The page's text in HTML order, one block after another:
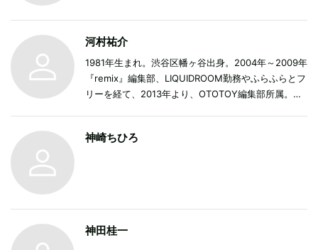
河村祐介
1981年生まれ。渋谷区幡ヶ谷出身。2004年～2009年
『remix』編集部、LIQUIDROOM勤務やふらふらとフ
リーを経て、2013年より、OTOTOY編集部所属。そ
神崎ちひろ
神田桂一